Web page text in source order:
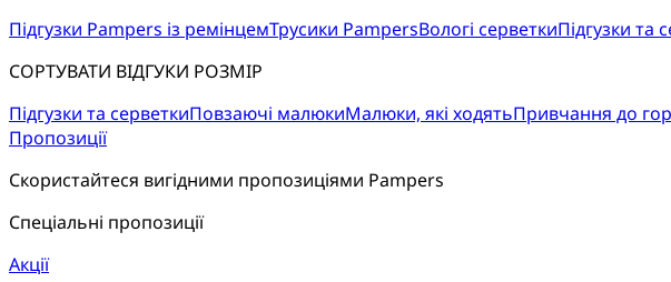
Підгузки Pampers із ремінцемТрусики PampersВологі серветкиПідгузки та
СОРТУВАТИ ВІДГУКИ РОЗМІР
Підгузки та серветкиПовзаючі малюкиМалюки, які ходятьПривчання до
Пропозиції
Скористайтеся вигідними пропозиціями Pampers
Спеціальні пропозиції
Акції